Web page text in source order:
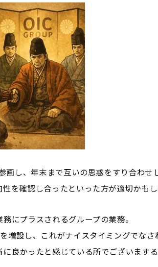
画し、年末まで互いの思惑をすり合わせ
を確認し合ったといった方が適切かもし
にプラスされるグループの業務。
増設し、これがナイスタイミングでなさ
良かったと感じている所でございまする